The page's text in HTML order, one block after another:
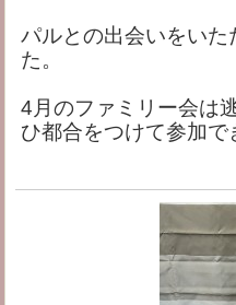
パルとの出会いをい
た。
4月のファミリー会は
ひ都合をつけて参加